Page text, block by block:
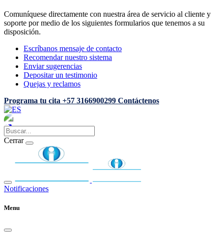
Comuníquese directamente con nuestra área de servicio al cliente y
soporte por medio de los siguientes formularios que tenemos a su
disposición.
Escríbanos mensaje de contacto
Recomendar nuestro sistema
Enviar sugerencias
Depositar un testimonio
Quejas y reclamos
Programa tu cita +57 3166900299 Contáctenos
Cerrar
Notificaciones
Menu